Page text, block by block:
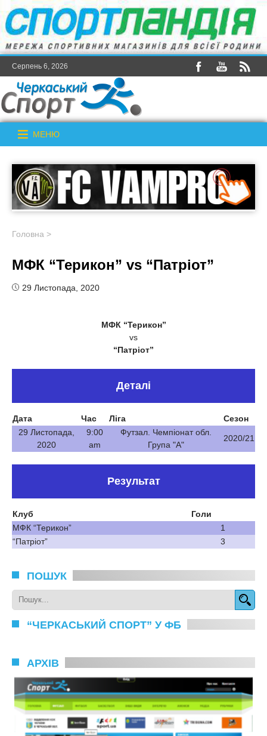
Серпень 6, 2026
МЕНЮ
Головна >
МФК “Терикон” vs “Патріот”
29 Листопада, 2020
МФК “Терикон”
vs
“Патріот”
Деталі
Дата Час Ліга
Сезон
29 Листопада,
2020
9:00
am
Футзал. Чемпіонат обл.
Група "А"
2020/21
Результат
Клуб
Голи
МФК “Терикон”
1
“Патріот”
3
ПОШУК
“ЧЕРКАСЬКИЙ СПОРТ” У ФБ
АРХІВ